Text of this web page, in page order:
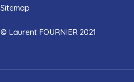
Sitemap
© Laurent FOURNIER 2021